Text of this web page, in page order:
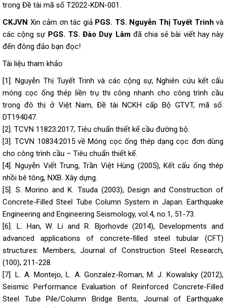
trong Đề tài mã số T2022-KDN-001.
CKJVN Xin cảm ơn tác giả PGS. TS. Nguyễn Thị Tuyết Trinh và
các cộng sự PGS. TS. Đào Duy Lâmđã chia sẻ bài viết hay này
đến đông đảo bạn đọc!
Tài liệu tham khảo
[1]. Nguyễn Thị Tuyết Trinh và các cộng sự, Nghiên cứu kết cấu
móng cọc ống thép liền trụ thi công nhanh cho công trình cầu
trong đô thị ở Việt Nam, Đề tài NCKH cấp Bộ GTVT, mã số:
DT194047.
[2]. TCVN 11823:2017, Tiêu chuẩn thiết kế cầu đường bộ.
[3]. TCVN 10834:2015 về Móng cọc ống thép dạng cọc đơn dùng
cho công trình cầu – Tiêu chuẩn thiết kế.
[4]. Nguyễn Viết Trung, Trần Việt Hùng (2005), Kết cấu ống thép
nhồi bê tông, NXB. Xây dựng.
[5]. S. Morino and K. Tsuda (2003), Design and Construction of
Concrete-Filled Steel Tube Column System in Japan. Earthquake
Engineering and Engineering Seismology, vol.4, no.1, 51-73.
[6]. L. Han, W. Li and R. Bjorhovde (2014), Developments and
advanced applications of concrete-filled steel tubular (CFT)
structures: Members, Journal of Construction Steel Research,
(100), 211-228.
[7]. L. A. Montejo, L. A. Gonzalez-Roman, M. J. Kowalsky (2012),
Seismic Performance Evaluation of Reinforced Concrete-Filled
Steel Tube Pile/Column Bridge Bents, Journal of Earthquake